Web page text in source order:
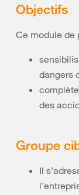
Objectifs
Ce module de
dangers
des
Groupe
Il